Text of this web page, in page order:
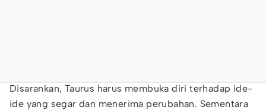
Disarankan, Taurus harus membuka diri terhadap ide-
ide yang segar dan menerima perubahan. Sementara